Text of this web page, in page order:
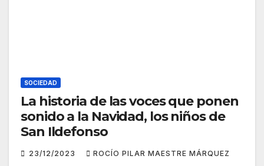
SOCIEDAD
La historia de las voces que ponen
sonido a la Navidad, los niños de
San Ildefonso
23/12/2023 ROCÍO PILAR MAESTRE MÁRQUEZ